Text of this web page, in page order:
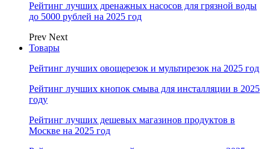
Рейтинг лучших дренажных насосов для грязной воды
до 5000 рублей на 2025 год
Prev Next
Товары
Рейтинг лучших овощерезок и мультирезок на 2025 год
Рейтинг лучших кнопок смыва для инсталляции в 2025
году
Рейтинг лучших дешевых магазинов продуктов в
Москве на 2025 год